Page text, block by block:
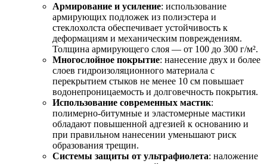
Армирование и усиление: использование
армирующих подложек из полиэстера и
стеклохолста обеспечивает устойчивость к
деформациям и механическим повреждениям.
Толщина армирующего слоя — от 100 до 300 г/м².
Многослойное покрытие: нанесение двух и более
слоев гидроизоляционного материала с
перекрытием стыков не менее 10 см повышает
водонепроницаемость и долговечность покрытия.
Использование современных мастик:
полимерно-битумные и эластомерные мастики
обладают повышенной адгезией к основанию и
при правильном нанесении уменьшают риск
образования трещин.
Системы защиты от ультрафиолета: наложение